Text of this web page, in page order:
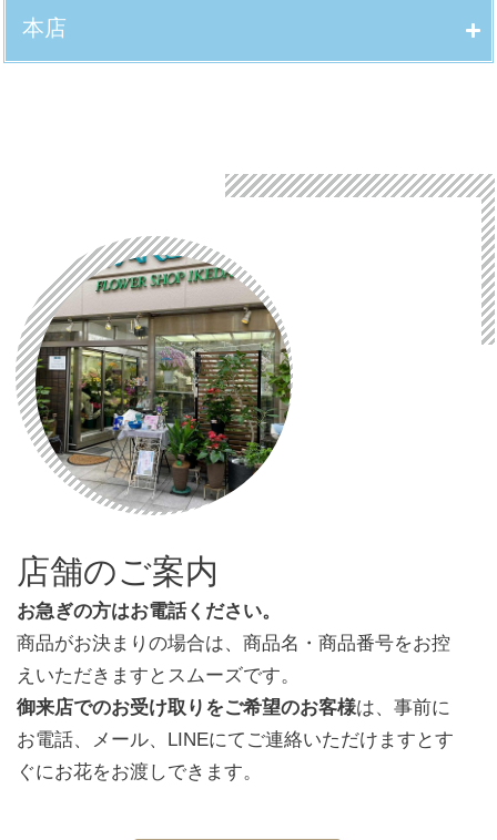
本店
店舗のご案内
お急ぎの方はお電話ください。
商品がお決まりの場合は、商品名・商品番号をお控
えいただきますとスムーズです。
御来店でのお受け取りをご希望のお客様は、事前に
お電話、メール、LINEにてご連絡いただけますとす
ぐにお花をお渡しできます。